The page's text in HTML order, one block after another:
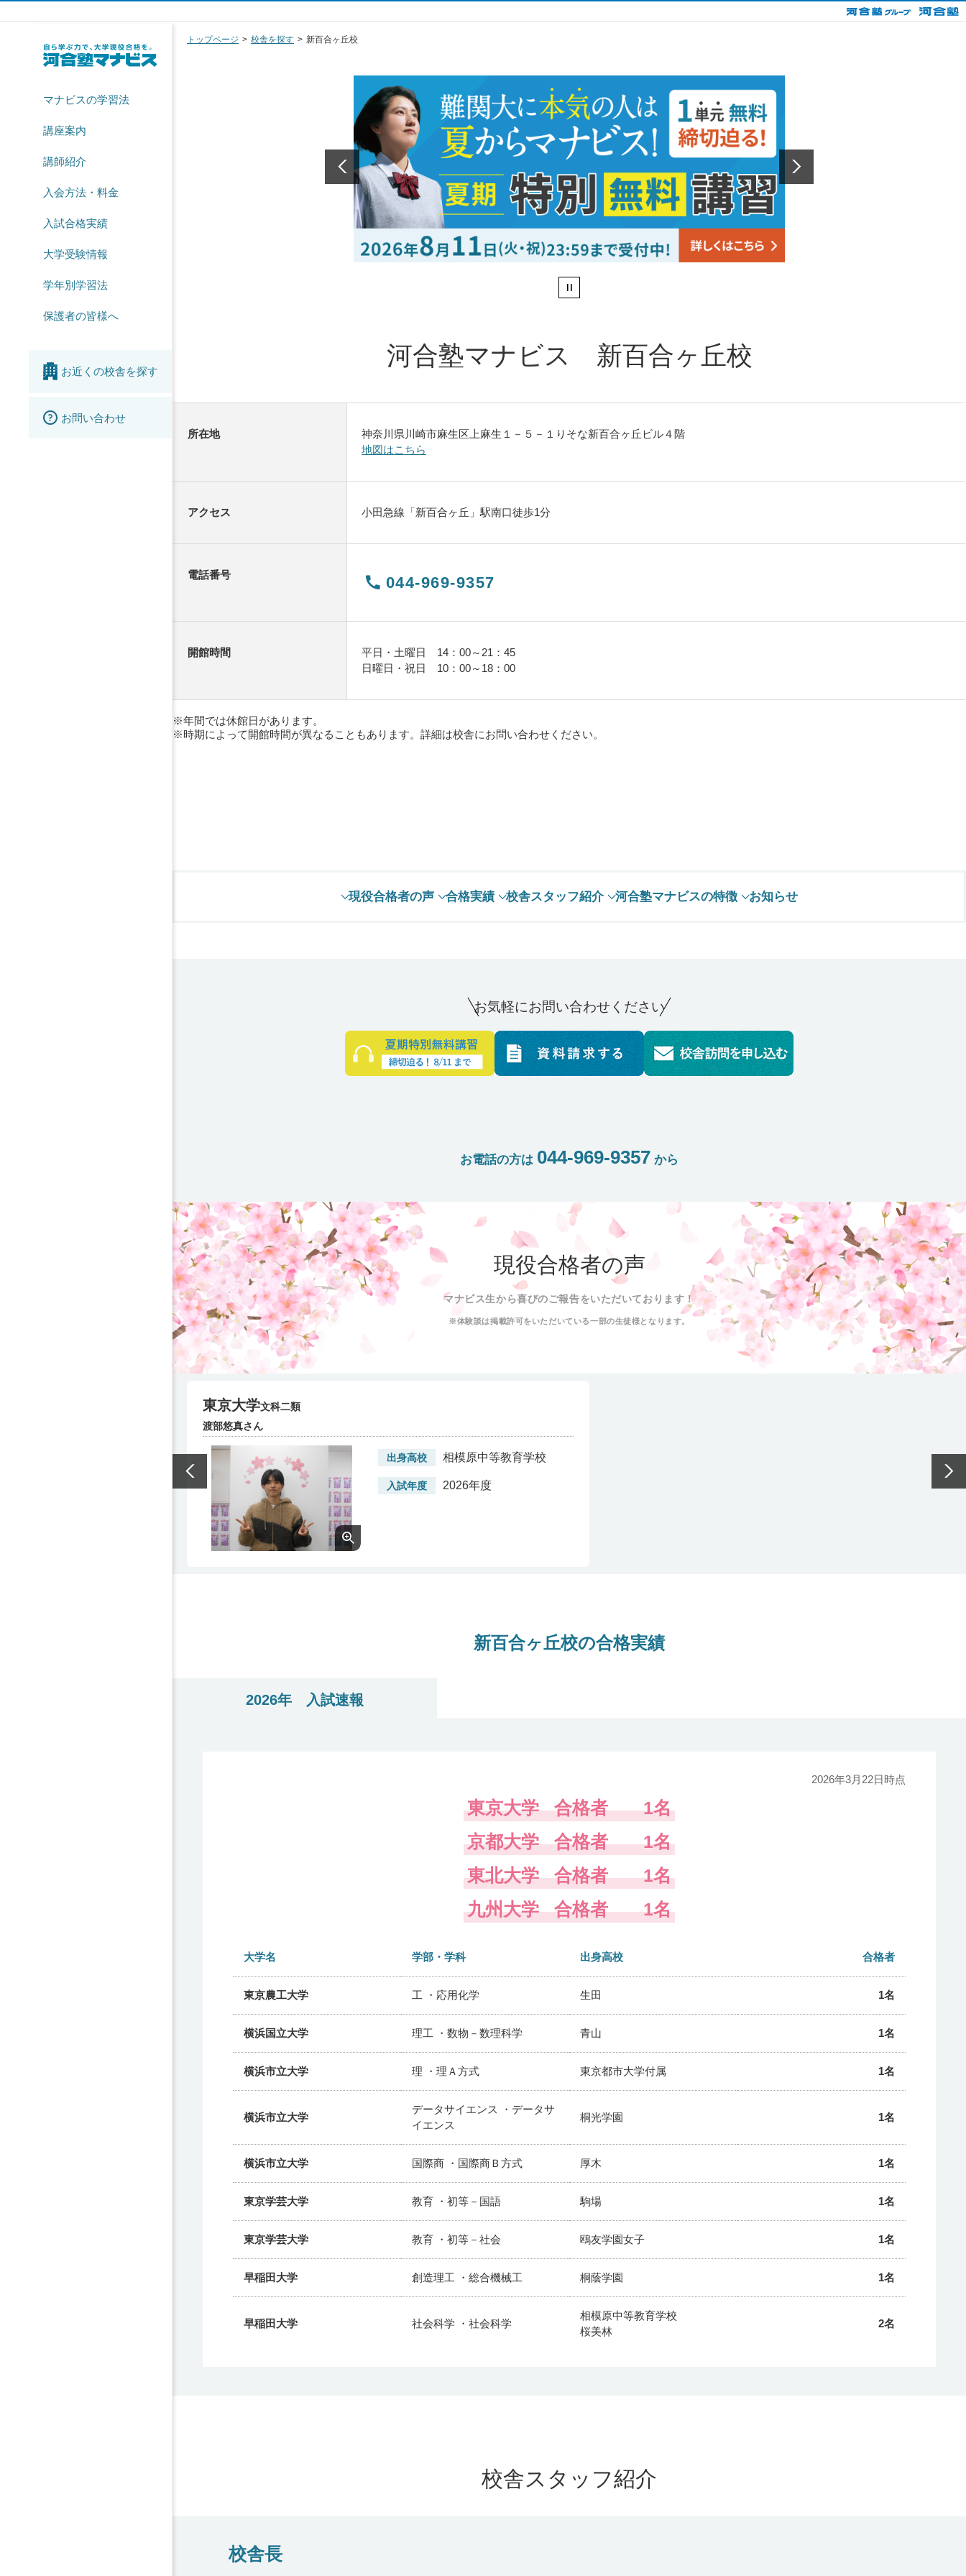
マナビスの学習法
講座案内
講師紹介
入会方法・料金
入試合格実績
大学受験情報
学年別学習法
保護者の皆様へ
お近くの校舎を探す
お問い合わせ
トップページ 校舎を探す 新百合ヶ丘校
河合塾マナビス 新百合ヶ丘校
所在地
神奈川県川崎市麻生区上麻生１－５－１りそな新百合ヶ丘ビル４階
地図はこちら
アクセス 小田急線「新百合ヶ丘」駅南口徒歩1分
電話番号 044-969-9357
開館時間
平日・土曜日 14：00～21：45
日曜日・祝日 10：00～18：00
年間では休館日があります。
時期によって開館時間が異なることもあります。詳細は校舎にお問い合わせください。
現役合格者の声 合格実績 校舎スタッフ紹介 河合塾マナビスの特徴 お知らせ
お気軽にお問い合わせください
お電話の方は 044-969-9357 から
現役合格者の声
マナビス生から喜びのご報告をいただいております！
※体験談は掲載許可をいただいている一部の生徒様となります。
東京大学文科二類
渡部悠真さん
出身高校 相模原中等教育学校
入試年度 2026年度
新百合ヶ丘校の合格実績
2026年 入試速報
2026年3月22日時点
東京大学 合格者
1名
京都大学
合格者
1名
東北大学
合格者
1名
九州大学
合格者 1名
大学名 学部・学科 出身高校 合格者
東京農工大学 工 ・応用化学 生田 1名
横浜国立大学 理工 ・数物－数理科学 青山 1名
横浜市立大学 理 ・理Ａ方式 東京都市大学付属 1名
横浜市立大学
データサイエンス ・データサ
イエンス
桐光学園 1名
横浜市立大学 国際商 ・国際商Ｂ方式 厚木 1名
東京学芸大学 教育 ・初等－国語 駒場 1名
東京学芸大学 教育 ・初等－社会 鴎友学園女子 1名
早稲田大学 創造理工 ・総合機械工 桐蔭学園 1名
早稲田大学 社会科学 ・社会科学
相模原中等教育学校
桜美林
2名
相模原中等教育学校
校舎スタッフ紹介
校舎長